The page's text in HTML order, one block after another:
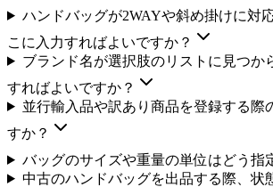
ハンドバッグが2WAYや斜め掛けに対
こに入力すればよいですか？
ブランド名が選択肢のリストに見つか
すればよいですか？
並行輸入品や訳あり商品を登録する際
すか？
バッグのサイズや重量の単位はどう指
中古のハンドバッグを出品する際、状